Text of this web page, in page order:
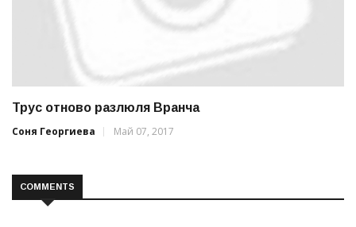
Трус отново разлюля Вранча
Соня Георгиева
Май 07, 2017
COMMENTS